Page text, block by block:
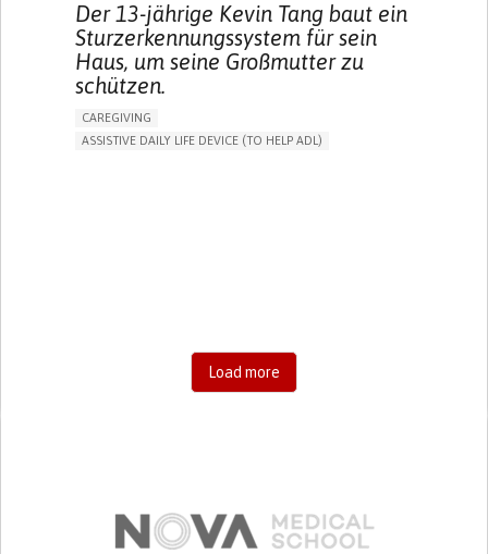
Der 13-jährige Kevin Tang baut ein
Sturzerkennungssystem für sein
Haus, um seine Großmutter zu
schützen.
CAREGIVING
ASSISTIVE DAILY LIFE DEVICE (TO HELP ADL)
Load more